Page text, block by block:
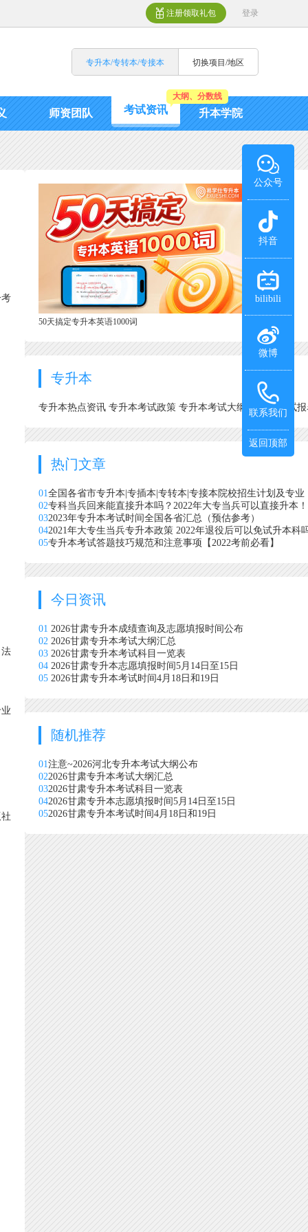
注册领取礼包 登录
专升本/专转本/专接本 切换项目/地区
师资团队 考试资讯
大纲、分数线
升本学院
50天搞定专升本英语1000词
专升本
专升本热点资讯 专升本考试政策 专升本考试大纲 专升本考试
热门文章
01全国各省市专升本|专插本|专转本|专接本院校招生计划及专业
02专科当兵回来能直接升本吗？2022年大专当兵可以直接升本！
032023年专升本考试时间全国各省汇总（预估参考）
042021年大专生当兵专升本政策 2022年退役后可以免试升本科
05专升本考试答题技巧规范和注意事项【2022考前必看】
今日资讯
01 2026甘肃专升本成绩查询及志愿填报时间公布
02 2026甘肃专升本考试大纲汇总
03 2026甘肃专升本考试科目一览表
04 2026甘肃专升本志愿填报时间5月14日至15日
05 2026甘肃专升本考试时间4月18日和19日
随机推荐
01注意~2026河北专升本考试大纲公布
022026甘肃专升本考试大纲汇总
032026甘肃专升本考试科目一览表
042026甘肃专升本志愿填报时间5月14日至15日
052026甘肃专升本考试时间4月18日和19日
公众号
抖音
bilibili
微博
联系我们
返回顶部